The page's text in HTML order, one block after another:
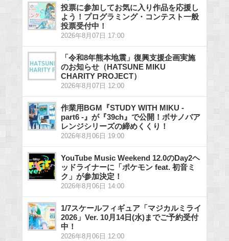
投票に参加してお気に入り作品を応援し
よう！プログラミング・コンテスト一般
投票受付中！
2026年8月07日 17:00
「令和8年熊本地震」復興支援企画実施
のお知らせ（HATSUNE MIKU
CHARITY PROJECT）
2026年8月07日 12:00
作業用BGM『STUDY WITH MIKU -
part6 -』が『39ch』で公開！ボサノバア
レンジシリーズの締めくくり！
2026年8月06日 19:00
YouTube Music Weekend 12.0のDay2ヘ
ッドライナーに「ポケモン feat. 初音ミ
ク」が参加決定！
2026年8月06日 14:00
1/7スケールフィギュア「マジカルミライ
2026」Ver. 10月14日(水)までご予約受付
中！
2026年8月06日 12:00